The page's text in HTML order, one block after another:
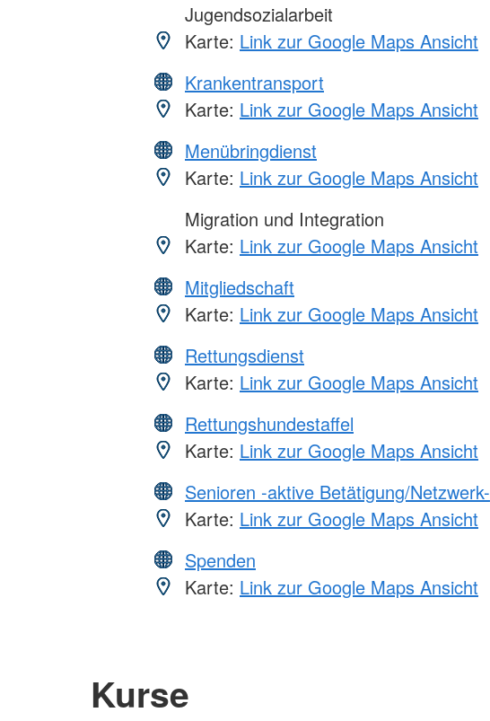
Jugendsozialarbeit
Karte: Link zur Google Maps Ansicht
Krankentransport
Karte: Link zur Google Maps Ansicht
Menübringdienst
Karte: Link zur Google Maps Ansicht
Migration und Integration
Karte: Link zur Google Maps Ansicht
Mitgliedschaft
Karte: Link zur Google Maps Ansicht
Rettungsdienst
Karte: Link zur Google Maps Ansicht
Rettungshundestaffel
Karte: Link zur Google Maps Ansicht
Senioren -aktive Betätigung/Netzwerk-
Karte: Link zur Google Maps Ansicht
Spenden
Karte: Link zur Google Maps Ansicht
Kurse